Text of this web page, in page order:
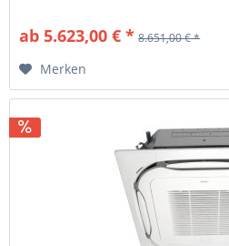
ab 5.623,00 € * 8.651,00 € *
Merken